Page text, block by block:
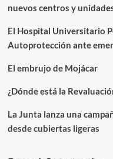
nuevos centros y
El Hospital Universitario
Autoprotección ante
El embrujo de Mojácar
¿Dónde está la
La Junta lanza una
desde cubiertas ligeras